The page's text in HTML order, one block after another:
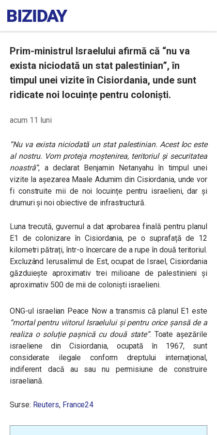
Prim-ministrul Israelului afirmă că “nu va
exista niciodată un stat palestinian”, în
timpul unei vizite în Cisiordania, unde sunt
ridicate noi locuințe pentru coloniști.
acum 11 luni
“Nu va exista niciodată un stat palestinian. Acest loc este
al nostru. Vom proteja moștenirea, teritoriul și securitatea
noastră”, a declarat Benjamin Netanyahu în timpul unei
vizite la așezarea Maale Adumim din Cisiordania, unde vor
fi construite mii de noi locuințe pentru israelieni, dar și
drumuri și noi obiective de infrastructură.
Luna trecută, guvernul a dat aprobarea finală pentru planul
E1 de colonizare în Cisiordania, pe o suprafață de 12
kilometri pătrați, într-o încercare de a rupe în două teritoriul.
Excluzând Ierusalimul de Est, ocupat de Israel, Cisiordania
găzduiește aproximativ trei milioane de palestinieni și
aproximativ 500 de mii de coloniști israelieni.
ONG-ul israelian Peace Now a transmis că planul E1 este
“mortal pentru viitorul Israelului și pentru orice șansă de a
realiza o soluție pașnică cu două state”. Toate așezările
israeliene din Cisiordania, ocupată în 1967, sunt
considerate ilegale conform dreptului internațional,
indiferent dacă au sau nu permisiune de construire
israeliană.
Surse: Reuters, France24